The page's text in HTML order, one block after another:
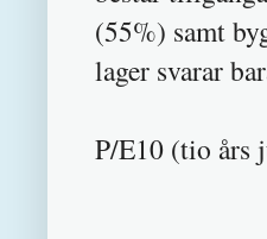
(55%) samt
lager svarar
P/E10 (tio